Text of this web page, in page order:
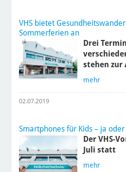
VHS bietet
Sommerferien an
Drei
stehen zur
mehr
02.07.2019
Smartphones für Kids – ja
Der VHS-
Juli statt
mehr